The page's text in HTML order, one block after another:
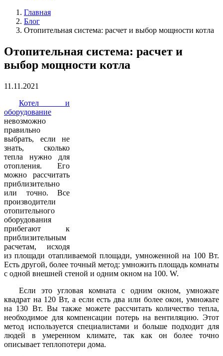
Главная
Блог
Отопительная система: расчет и выбор мощности котла
Отопительная система: расчет и
выбор мощности котла
11.11.2021
Котел и
оборудование
невозможно
правильно
выбрать, если не
знать, сколько
тепла нужно для
отопления. Его
можно рассчитать
приблизительно
или точно. Все
производители
отопительного
оборудования
прибегают к
приблизительным
расчетам, исходя
из площади отапливаемой площади, умноженной на 100 Вт.
Есть другой, более точный метод: умножить площадь комнаты
с одной внешней стеной и одним окном на 100. W.
Если это угловая комната с одним окном, умножьте
квадрат на 120 Вт, а если есть два или более окон, умножьте
на 130 Вт. Вы также можете рассчитать количество тепла,
необходимое для компенсации потерь на вентиляцию. Этот
метод используется специалистами и больше подходит для
людей в умеренном климате, так как он более точно
описывает теплопотери дома.